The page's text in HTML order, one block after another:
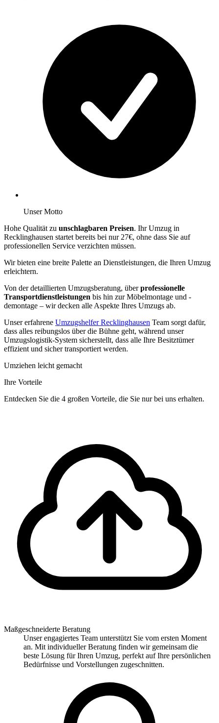
Unser Motto
Hohe Qualität zu unschlagbaren Preisen. Ihr Umzug in
Recklinghausen startet bereits bei nur 27€, ohne dass Sie auf
professionellen Service verzichten müssen.
Wir bieten eine breite Palette an Dienstleistungen, die Ihren Umzug
erleichtern.
Von der detaillierten Umzugsberatung, überprofessionelle
Transportdienstleistungen bis hin zur Möbelmontage und -
demontage – wir decken alle Aspekte Ihres Umzugs ab.
Unser erfahrene Umzugshelfer Recklinghausen Team sorgt dafür,
dass alles reibungslos über die Bühne geht, während unser
Umzugslogistik-System sicherstellt, dass alle Ihre Besitztümer
effizient und sicher transportiert werden.
Umziehen leicht gemacht
Ihre Vorteile
Entdecken Sie die 4 großen Vorteile, die Sie nur bei uns erhalten.
Maßgeschneiderte Beratung
Unser engagiertes Team unterstützt Sie vom ersten Moment
an. Mit individueller Beratung finden wir gemeinsam die
beste Lösung für Ihren Umzug, perfekt auf Ihre persönlichen
Bedürfnisse und Vorstellungen zugeschnitten.